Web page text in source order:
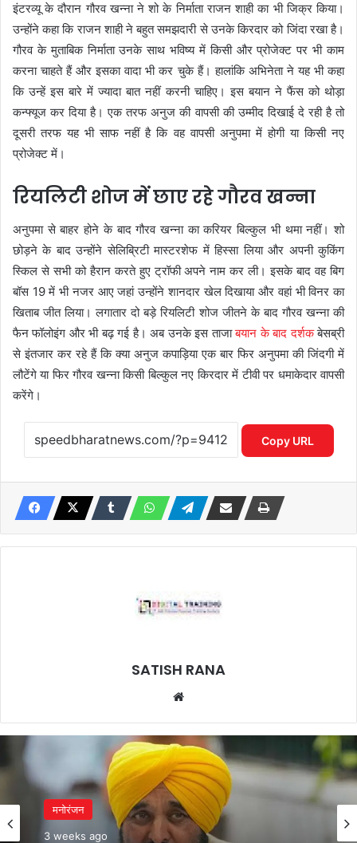
इंटरव्यू के दौरान गौरव खन्ना ने शो के निर्माता राजन शाही का भी जिक्र किया।
उन्होंने कहा कि राजन शाही ने बहुत समझदारी से उनके किरदार को जिंदा रखा है।
गौरव के मुताबिक निर्माता उनके साथ भविष्य में किसी और प्रोजेक्ट पर भी काम
करना चाहते हैं और इसका वादा भी कर चुके हैं। हालांकि अभिनेता ने यह भी कहा
कि उन्हें इस बारे में ज्यादा बात नहीं करनी चाहिए। इस बयान ने फैंस को थोड़ा
कन्फ्यूज कर दिया है। एक तरफ अनुज की वापसी की उम्मीद दिखाई दे रही है तो
दूसरी तरफ यह भी साफ नहीं है कि वह वापसी अनुपमा में होगी या किसी नए
प्रोजेक्ट में।
रियलिटी शोज में छाए रहे गौरव खन्ना
अनुपमा से बाहर होने के बाद गौरव खन्ना का करियर बिल्कुल भी थमा नहीं। शो
छोड़ने के बाद उन्होंने सेलिब्रिटी मास्टरशेफ में हिस्सा लिया और अपनी कुकिंग
स्किल से सभी को हैरान करते हुए ट्रॉफी अपने नाम कर ली। इसके बाद वह बिग
बॉस 19 में भी नजर आए जहां उन्होंने शानदार खेल दिखाया और वहां भी विनर का
खिताब जीत लिया। लगातार दो बड़े रियलिटी शोज जीतने के बाद गौरव खन्ना की
फैन फॉलोइंग और भी बढ़ गई है। अब उनके इस ताजाबयान के बाद दर्शकबेसब्री
से इंतजार कर रहे हैं कि क्या अनुज कपाड़िया एक बार फिर अनुपमा की जिंदगी में
लौटेंगे या फिर गौरव खन्ना किसी बिल्कुल नए किरदार में टीवी पर धमाकेदार वापसी
करेंगे।
Copy URL
SATISH RANA
मनोरंजन
3 weeks ago